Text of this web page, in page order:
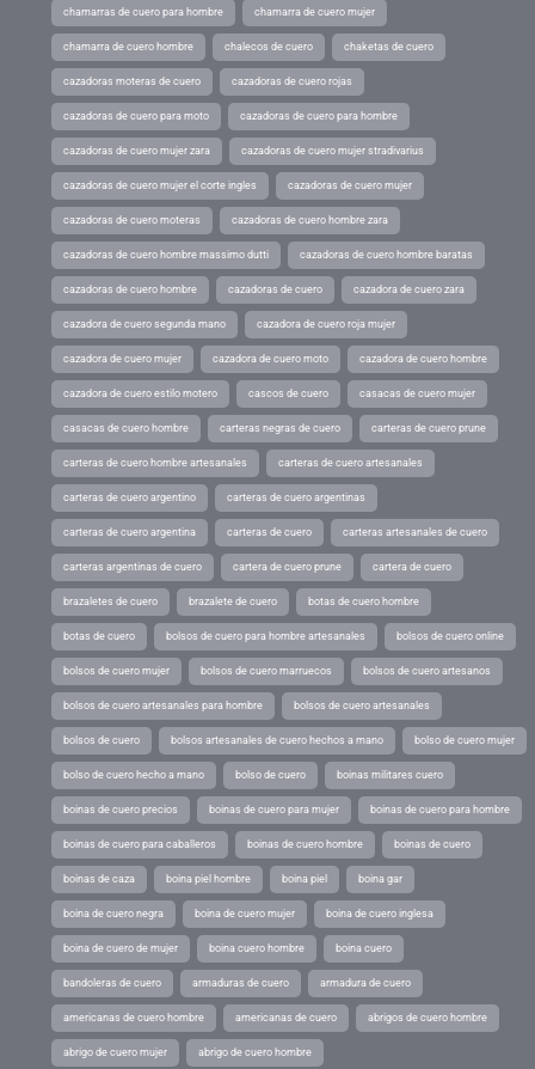
chamarras de cuero para hombre chamarra de cuero mujer
chamarra de cuero hombre chalecos de cuero chaketas de cuero
cazadoras moteras de cuero cazadoras de cuero rojas
cazadoras de cuero para moto cazadoras de cuero para hombre
cazadoras de cuero mujer zara cazadoras de cuero mujer stradivarius
cazadoras de cuero mujer el corte ingles cazadoras de cuero mujer
cazadoras de cuero moteras cazadoras de cuero hombre zara
cazadoras de cuero hombre massimo dutti cazadoras de cuero hombre baratas
cazadoras de cuero hombre cazadoras de cuero cazadora de cuero zara
cazadora de cuero segunda mano cazadora de cuero roja mujer
cazadora de cuero mujer cazadora de cuero moto cazadora de cuero hombre
cazadora de cuero estilo motero cascos de cuero casacas de cuero mujer
casacas de cuero hombre carteras negras de cuero carteras de cuero prune
carteras de cuero hombre artesanales carteras de cuero artesanales
carteras de cuero argentino carteras de cuero argentinas
carteras de cuero argentina carteras de cuero carteras artesanales de cuero
carteras argentinas de cuero cartera de cuero prune cartera de cuero
brazaletes de cuero brazalete de cuero botas de cuero hombre
botas de cuero bolsos de cuero para hombre artesanales bolsos de cuero online
bolsos de cuero mujer bolsos de cuero marruecos bolsos de cuero artesanos
bolsos de cuero artesanales para hombre bolsos de cuero artesanales
bolsos de cuero bolsos artesanales de cuero hechos a mano bolso de cuero mujer
bolso de cuero hecho a mano bolso de cuero boinas militares cuero
boinas de cuero precios boinas de cuero para mujer boinas de cuero para hombre
boinas de cuero para caballeros boinas de cuero hombre boinas de cuero
boinas de caza boina piel hombre boina piel boina gar
boina de cuero negra boina de cuero mujer boina de cuero inglesa
boina de cuero de mujer boina cuero hombre boina cuero
bandoleras de cuero armaduras de cuero armadura de cuero
americanas de cuero hombre americanas de cuero abrigos de cuero hombre
abrigo de cuero mujer abrigo de cuero hombre